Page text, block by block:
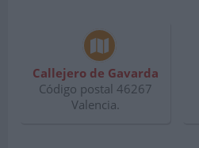
Callejero de Gavarda
Código postal 46267
Valencia.